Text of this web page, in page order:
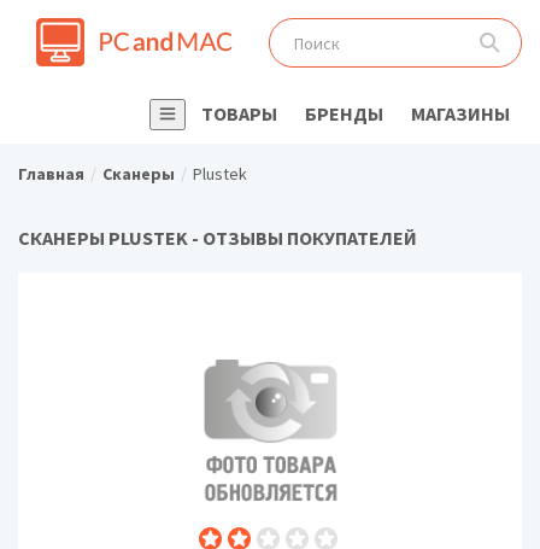
ТОВАРЫ БРЕНДЫ МАГАЗИНЫ
Главная Сканеры Plustek
СКАНЕРЫ PLUSTEK - ОТЗЫВЫ ПОКУПАТЕЛЕЙ